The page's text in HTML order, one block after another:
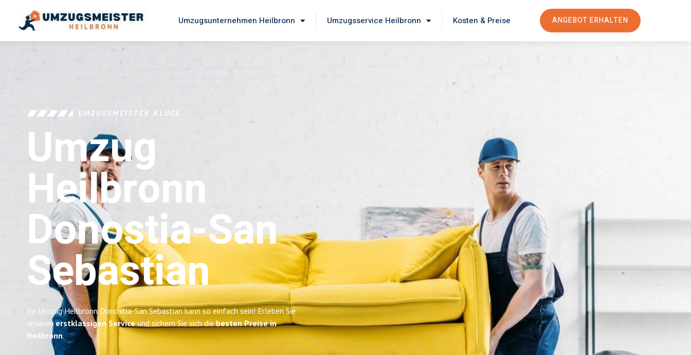
Umzugsunternehmen Heilbronn Umzugsservice Heilbronn Kosten & Preise ANGEBOT ERHALTEN
UMZUGSMEISTER KLUGE
Umzug
Heilbronn
Donostia-San
Sebastian
Ihr Umzug Heilbronn Donostia-San Sebastian kann so einfach sein! Erleben Sie
unserenerstklassigen Serviceund sichern Sie sich diebesten Preise in
Heilbronn.